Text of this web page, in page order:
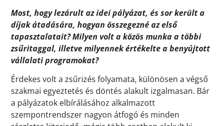
Most, hogy lezárult az idei pályázat, és sor került a
díjak átadására, hogyan összegezné az első
tapasztalatait? Milyen volt a közös munka a többi
zsűritaggal, illetve milyennek értékelte a benyújtott
vállalati programokat?
Érdekes volt a zsűrizés folyamata, különösen a végső
szakmai egyeztetés és döntés alakult izgalmasan. Bár
a pályázatok elbírálásához alkalmazott
szempontrendszer nagyon átfogó és minden